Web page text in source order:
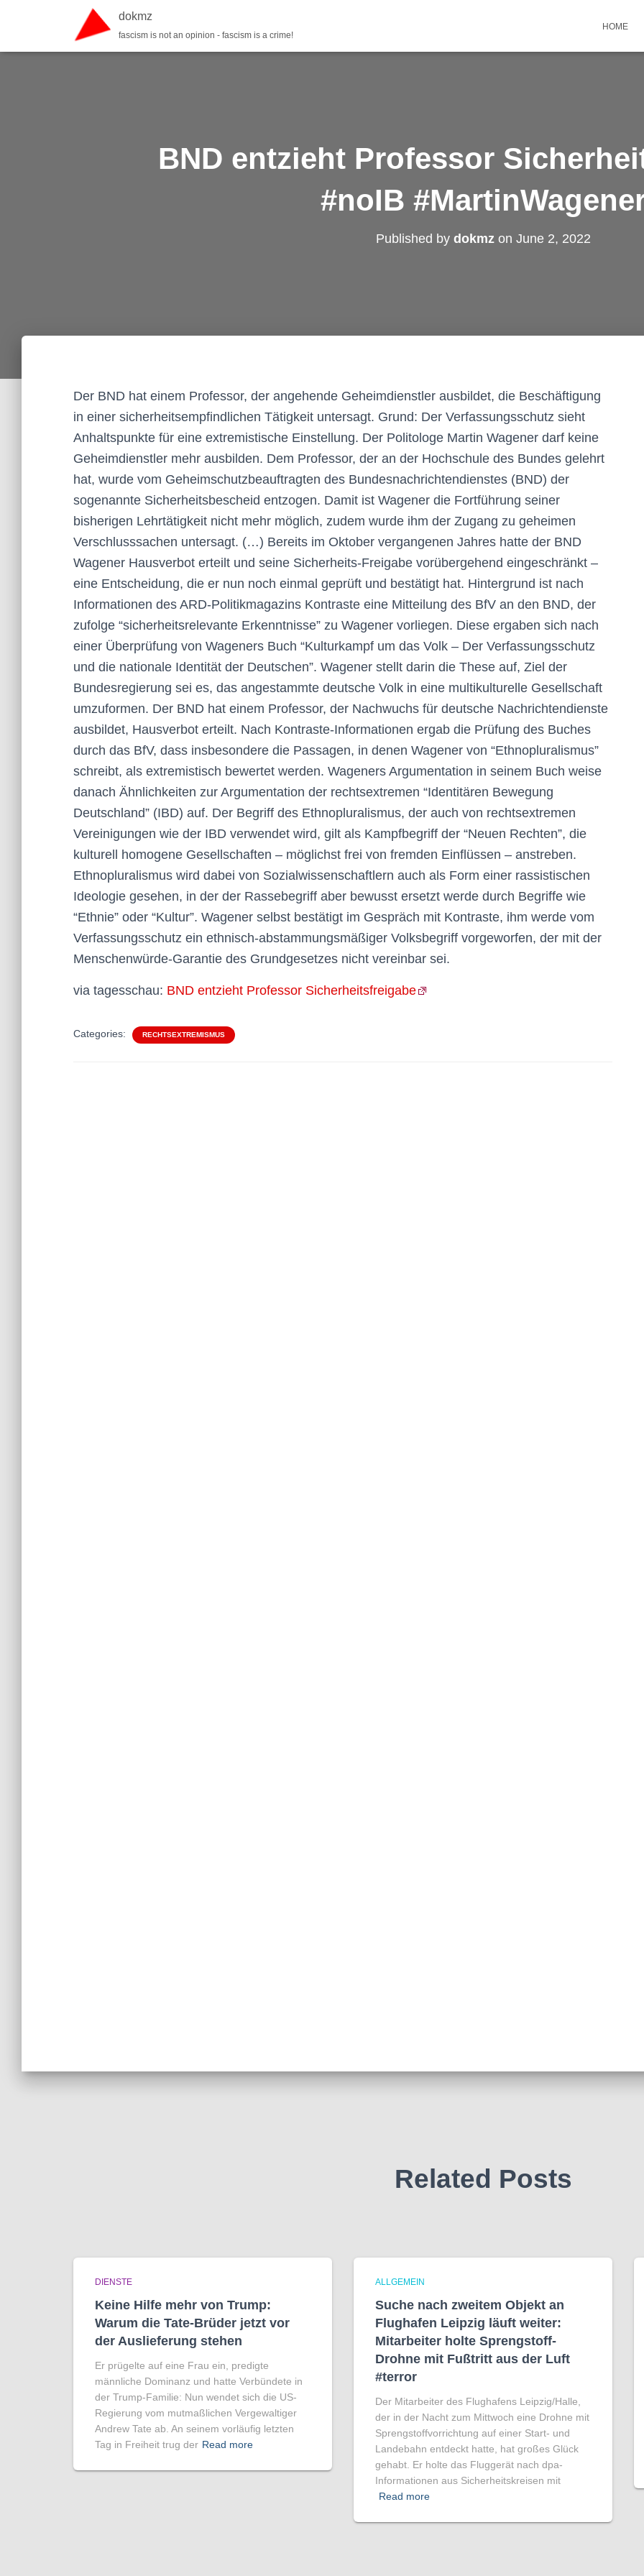
dokmz
fascism is not an opinion - fascism is a crime!
HOME
BND entzieht Professor
#noIB
Published by dokmzon June 2, 2022
Der BND hat einem Professor, der angehende Geheimdienstler ausbildet, die Beschäftigung
in einer sicherheitsempfindlichen Tätigkeit untersagt. Grund: Der Verfassungsschutz sieht
Anhaltspunkte für eine extremistische Einstellung. Der Politologe Martin Wagener darf keine
Geheimdienstler mehr ausbilden. Dem Professor, der an der Hochschule des Bundes gelehrt
hat, wurde vom Geheimschutzbeauftragten des Bundesnachrichtendienstes (BND) der
sogenannte Sicherheitsbescheid entzogen. Damit ist Wagener die Fortführung seiner
bisherigen Lehrtätigkeit nicht mehr möglich, zudem wurde ihm der Zugang zu geheimen
Verschlusssachen untersagt. (…) Bereits im Oktober vergangenen Jahres hatte der BND
Wagener Hausverbot erteilt und seine Sicherheits-Freigabe vorübergehend eingeschränkt –
eine Entscheidung, die er nun noch einmal geprüft und bestätigt hat. Hintergrund ist nach
Informationen des ARD-Politikmagazins Kontraste eine Mitteilung des BfV an den BND, der
zufolge “sicherheitsrelevante Erkenntnisse” zu Wagener vorliegen. Diese ergaben sich nach
einer Überprüfung von Wageners Buch “Kulturkampf um das Volk – Der Verfassungsschutz
und die nationale Identität der Deutschen”. Wagener stellt darin die These auf, Ziel der
Bundesregierung sei es, das angestammte deutsche Volk in eine multikulturelle Gesellschaft
umzuformen. Der BND hat einem Professor, der Nachwuchs für deutsche Nachrichtendienste
ausbildet, Hausverbot erteilt. Nach Kontraste-Informationen ergab die Prüfung des Buches
durch das BfV, dass insbesondere die Passagen, in denen Wagener von “Ethnopluralismus”
schreibt, als extremistisch bewertet werden. Wageners Argumentation in seinem Buch weise
danach Ähnlichkeiten zur Argumentation der rechtsextremen “Identitären Bewegung
Deutschland” (IBD) auf. Der Begriff des Ethnopluralismus, der auch von rechtsextremen
Vereinigungen wie der IBD verwendet wird, gilt als Kampfbegriff der “Neuen Rechten”, die
kulturell homogene Gesellschaften – möglichst frei von fremden Einflüssen – anstreben.
Ethnopluralismus wird dabei von Sozialwissenschaftlern auch als Form einer rassistischen
Ideologie gesehen, in der der Rassebegriff aber bewusst ersetzt werde durch Begriffe wie
“Ethnie” oder “Kultur”. Wagener selbst bestätigt im Gespräch mit Kontraste, ihm werde vom
Verfassungsschutz ein ethnisch-abstammungsmäßiger Volksbegriff vorgeworfen, der mit der
Menschenwürde-Garantie des Grundgesetzes nicht vereinbar sei.
via tagesschau: BND entzieht Professor Sicherheitsfreigabe
Categories: RECHTSEXTREMISMUS
Related Posts
DIENSTE
Keine Hilfe mehr von Trump:
Warum die Tate-Brüder jetzt vor
der Auslieferung stehen
Er prügelte auf eine Frau ein, predigte
männliche Dominanz und hatte Verbündete in
der Trump-Familie: Nun wendet sich die US-
Regierung vom mutmaßlichen Vergewaltiger
Andrew Tate ab. An seinem vorläufig letzten
Tag in Freiheit trug der Read more
ALLGEMEIN
Suche nach zweitem Objekt an
Flughafen Leipzig läuft weiter:
Mitarbeiter holte Sprengstoff-
Drohne mit Fußtritt aus der Luft
#terror
Der Mitarbeiter des Flughafens Leipzig/Halle,
der in der Nacht zum Mittwoch eine Drohne mit
Sprengstoffvorrichtung auf einer Start- und
Landebahn entdeckt hatte, hat großes Glück
gehabt. Er holte das Fluggerät nach dpa-
Informationen aus Sicherheitskreisen mit
Read more